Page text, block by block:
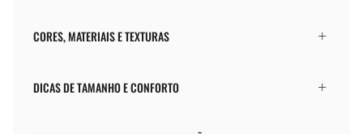
CORES, MATERIAIS E TEXTURAS
DICAS DE TAMANHO E CONFORTO